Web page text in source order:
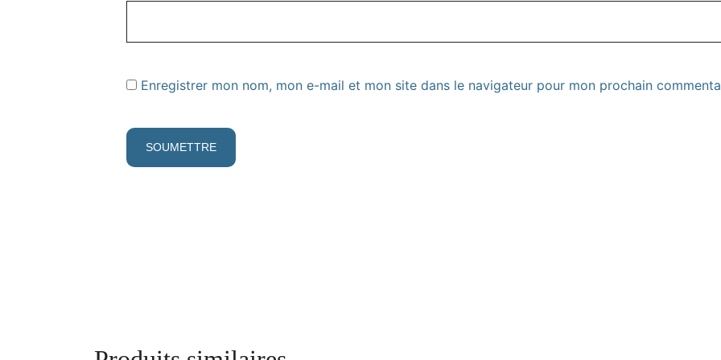
Enregistrer mon nom, mon e-mail et mon site dans le navigateur pour mon prochain